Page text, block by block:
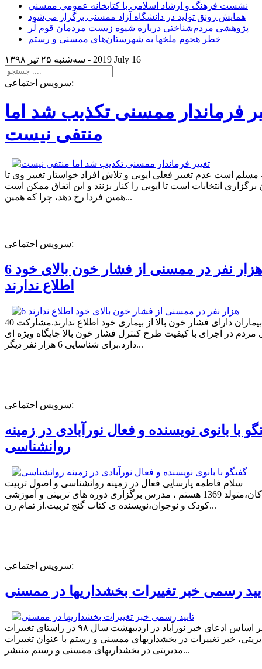
نشست فرهنگ و ارشاد اسلامی با کتابخانه عمومی ممسنی
همایش رونق تولید در دانشگاه آزاد ممسنی برگزار می‌شود
پژوهشی مردم‌شناختی درباره شیوه زیست مردمان قوم لُر
خطر هجوم ملخها به شهرستان‌های ممسنی و رستم
سه‌شنبه ۲۵ تير ۱۳۹۸ - 2019 July 16
سرویس اجتماعی:
فرماندار ممسنی تکذیب شد اما
منتفی نیست
مسلم است عدم تغییر فعلی ایوبی و تلاش افراد خواستار تغییر وی تا
برگزاری انتخابات است تا ایوبی را کنار بزنند و این اتفاق ممکن است
همین فردا رخ دهد، چرا که همین...
سرویس اجتماعی:
6 هزار نفر در ممسنی از فشار خون بالای خود
اطلاع ندارند
40 درصد بیماران دارای فشار خون بالا از بیماری خود اطلاع ندارند.مشارکت
در اجرای با کیفیت طرح کنترل فشار خون بالا جایگاه ویژه ای
دارد.برای شناسایی 6 هزار نفر دیگر...
سرویس اجتماعی:
با بانوی نویسنده و فعال نورآبادی در زمینه
روانشناسی
سلام فاطمه پارسایی فعال در زمینه روانشناسی و اصول تربیت
کودکان،متولد 1369 هستم ، مدرس برگزاری دوره های تربیتی و آموزشی
کودک و نوجوان،نویسنده ی کتاب گنج تربیت.از تمام زن...
سرویس اجتماعی:
رسمی خبر تغییرات بخشداریها در ممسنی
بر اساس ادعای خبر نورآباد در اردیبهشت سال ۹۸ در راستای تغییرات
خبر تغییرات در بخشداریهای ممسنی و رستم با عنوان تغییرات
مدیریتی در بخشداریهای ممسنی و رستم منتشر...